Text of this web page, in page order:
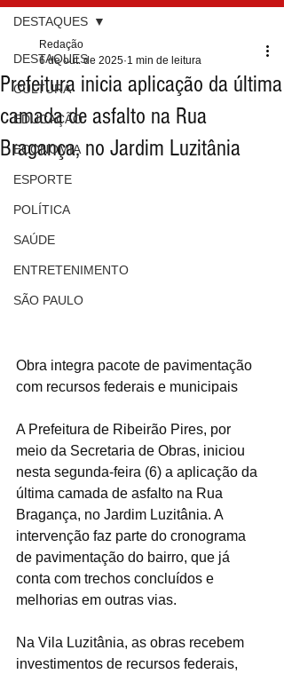
DESTAQUES
CULTURA
EDUCAÇÃO
ECONOMIA
ESPORTE
POLÍTICA
SAÚDE
ENTRETENIMENTO
SÃO PAULO
DESTAQUES
Prefeitura inicia aplicação da última
camada de asfalto na Rua
Bragança, no Jardim Luzitânia
Redação
6 de out. de 2025 1 min de leitura
Obra integra pacote de pavimentação
com recursos federais e municipais
A Prefeitura de Ribeirão Pires, por
meio da Secretaria de Obras, iniciou
nesta segunda-feira (6) a aplicação da
última camada de asfalto na Rua
Bragança, no Jardim Luzitânia. A
intervenção faz parte do cronograma
de pavimentação do bairro, que já
conta com trechos concluídos e
melhorias em outras vias.
Na Vila Luzitânia, as obras recebem
investimentos de recursos federais,